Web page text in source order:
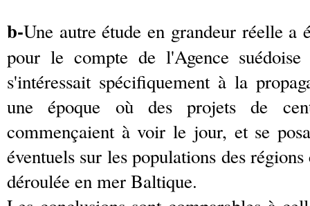
b-Une autre étude en grandeur réelle a
pour le compte de l'Agence
s'intéressait spécifiquement à la
une époque où des projets de
commençaient à voir le jour, et se
éventuels sur les populations des
déroulée en mer Baltique.